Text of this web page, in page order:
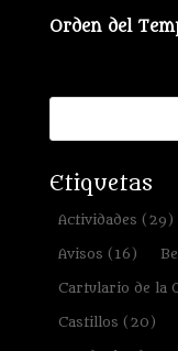
Orden del
Etiquetas
Actividades (29)
Avisos (16)
Cartulario de la
Castillos (20)